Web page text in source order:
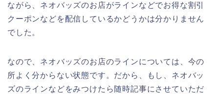
ながら、ネオバッズのお店がラインなどでお得な割引
クーポンなどを配信しているかどうかは分かりません
でした。
なので、ネオバッズのお店のラインについては、今の
所よく分からない状態です。だから、もし、ネオバッ
ズのラインなどをみつけたら随時記事にさせていただ